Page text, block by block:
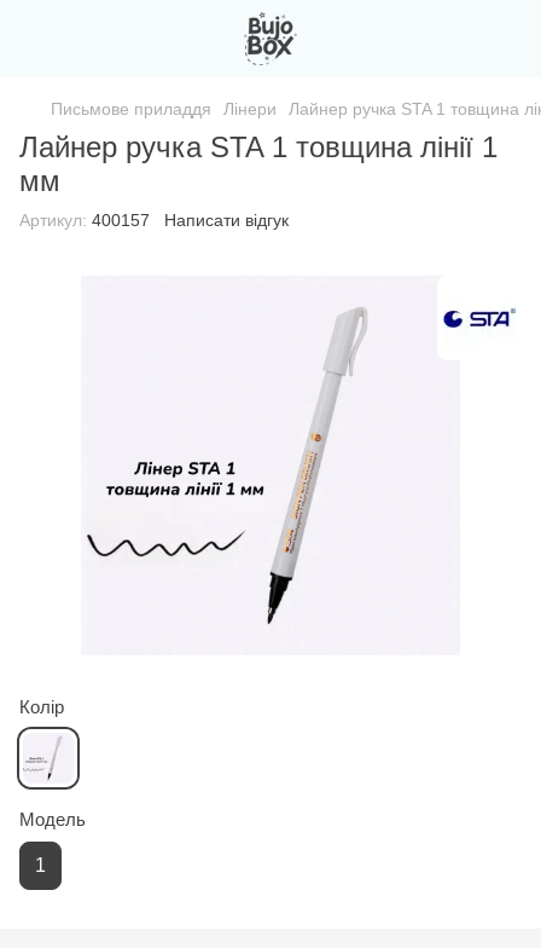
Письмове приладдя Лінери Лайнер ручка STA 1 товщина
Лайнер ручка STA 1 товщина лінії 1
мм
Артикул: 400157 Написати відгук
Колір
Модель
1